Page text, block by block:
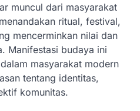
muncul dari masyarakat
ritual, festival,
mencerminkan nilai dan
Manifestasi budaya ini
masyarakat modern
tentang identitas,
komunitas.